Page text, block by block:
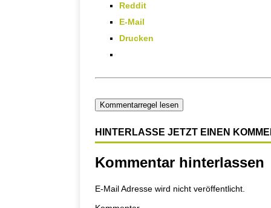
Reddit
E-Mail
Drucken
Kommentarregel lesen
HINTERLASSE JETZT EINEN
Kommentar hinterlassen
E-Mail Adresse wird nicht veröffentlicht.